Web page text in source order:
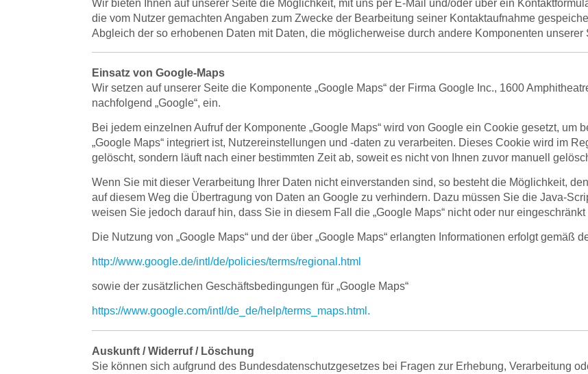
Wir bieten Ihnen auf unserer Seite die Möglichkeit, mit uns per E-Mail und/oder über ein
die vom Nutzer gemachten Angaben zum Zwecke der Bearbeitung seiner Kontaktaufnahme
Abgleich der so erhobenen Daten mit Daten, die möglicherweise durch andere Komponenten
Einsatz von Google-Maps
Wir setzen auf unserer Seite die Komponente „Google Maps“ der Firma Google Inc., 1600
nachfolgend „Google“, ein.
Bei jedem einzelnen Aufruf der Komponente „Google Maps“ wird von Google ein Cookie gesetzt, um
„Google Maps“ integriert ist, Nutzereinstellungen und -daten zu verarbeiten. Dieses Cookie wird im
gelöscht, sondern läuft nach einer bestimmten Zeit ab, soweit es nicht von Ihnen zuvor manuell
Wenn Sie mit dieser Verarbeitung Ihrer Daten nicht einverstanden sind, so besteht die Möglichkeit,
auf diesem Weg die Übertragung von Daten an Google zu verhindern. Dazu müssen Sie die Java-
weisen Sie jedoch darauf hin, dass Sie in diesem Fall die „Google Maps“ nicht oder nur
Die Nutzung von „Google Maps“ und der über „Google Maps“ erlangten Informationen erfolgt gemäß
http://www.google.de/intl/de/policies/terms/regional.html
sowie der zusätzlichen Geschäftsbedingungen für „Google Maps“
https://www.google.com/intl/de_de/help/terms_maps.html.
Auskunft / Widerruf / Löschung
Sie können sich aufgrund des Bundesdatenschutzgesetzes bei Fragen zur Erhebung, Verarbeitung